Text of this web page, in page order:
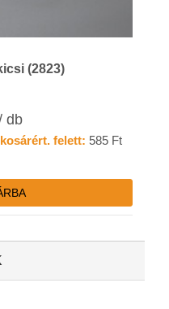
(2823)
db
felett: 585 Ft